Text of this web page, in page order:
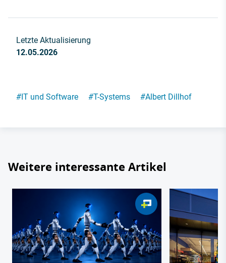
Letzte Aktualisierung
12.05.2026
#IT und Software #T-Systems #Albert Dillhof
Weitere interessante Artikel